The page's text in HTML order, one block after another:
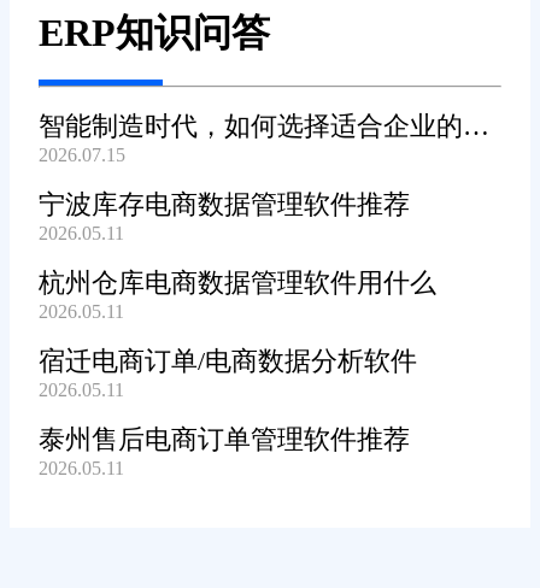
ERP知识问答
智能制造时代，如何选择适合企业的
WMS系统?
2026.07.15
宁波库存电商数据管理软件推荐
2026.05.11
杭州仓库电商数据管理软件用什么
2026.05.11
宿迁电商订单/电商数据分析软件
2026.05.11
泰州售后电商订单管理软件推荐
2026.05.11